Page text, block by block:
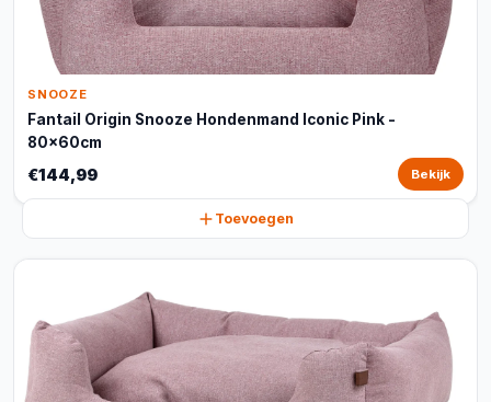
SNOOZE
Fantail Origin Snooze Hondenmand Iconic Pink -
80x60cm
€144,99 Bekijk
Toevoegen